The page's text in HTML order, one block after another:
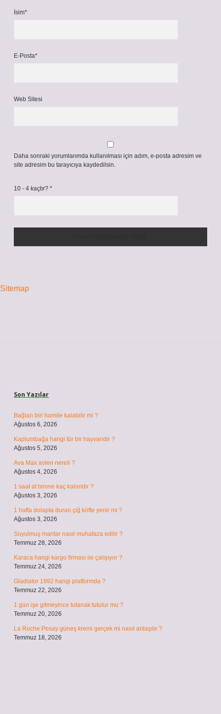
İsim*
E-Posta*
Web Sitesi
Daha sonraki yorumlarımda kullanılması için adım, e-posta adresim ve
site adresim bu tarayıcıya kaydedilsin.
10 - 4 kaçtır? *
Sitemap
Son Yazılar
Bağlan biri hamile kalabilir mi ?
Ağustos 6, 2026
Kaplumbağa hangi tür bir hayvandır ?
Ağustos 5, 2026
Ava Max aslen nereli ?
Ağustos 4, 2026
1 saat at binme kaç kaloridir ?
Ağustos 3, 2026
1 hafta dolapta duran çiğ köfte yenir mi ?
Ağustos 3, 2026
Soyulmuş mantar nasıl muhafaza edilir ?
Temmuz 28, 2026
Karaca hangi kargo firması ile çalışıyor ?
Temmuz 24, 2026
Gladiator 1992 hangi platformda ?
Temmuz 22, 2026
1 gün işe gitmeyince tutanak tutulur mu ?
Temmuz 20, 2026
La Roche Posay güneş kremi gerçek mi nasıl anlaşılır ?
Temmuz 18, 2026